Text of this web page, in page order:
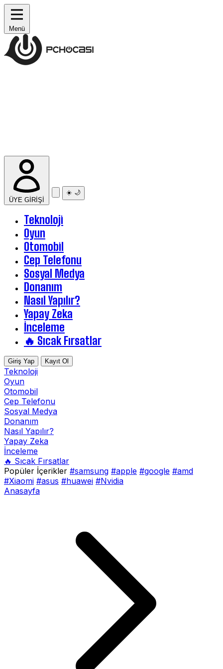
Menü
ÜYE GİRİŞİ
☀️ 🌙
Teknoloji
Oyun
Otomobil
Cep Telefonu
Sosyal Medya
Donanım
Nasıl Yapılır?
Yapay Zeka
İnceleme
🔥 Sıcak Fırsatlar
Giriş Yap Kayıt Ol
Teknoloji
Oyun
Otomobil
Cep Telefonu
Sosyal Medya
Donanım
Nasıl Yapılır?
Yapay Zeka
İnceleme
🔥 Sıcak Fırsatlar
Popüler İçerikler #samsung #apple #google #amd
#Xiaomi #asus #huawei #Nvidia
Anasayfa